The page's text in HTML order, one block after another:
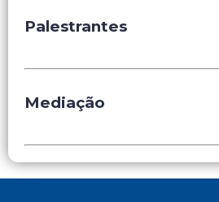
Palestrantes
Mediação